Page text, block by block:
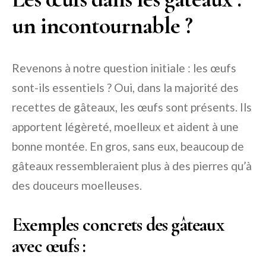
un incontournable ?
Revenons à notre question initiale : les œufs
sont-ils essentiels ? Oui, dans la majorité des
recettes de gâteaux, les œufs sont présents. Ils
apportent légèreté, moelleux et aident à une
bonne montée. En gros, sans eux, beaucoup de
gâteaux ressembleraient plus à des pierres qu’à
des douceurs moelleuses.
Exemples concrets des gâteaux
avec œufs :